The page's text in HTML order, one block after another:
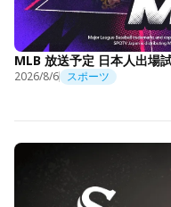
MLB 放送予定 日本人出場
2026/8/6 スポーツ